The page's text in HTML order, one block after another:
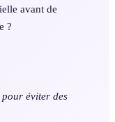
avant de
?
éviter des